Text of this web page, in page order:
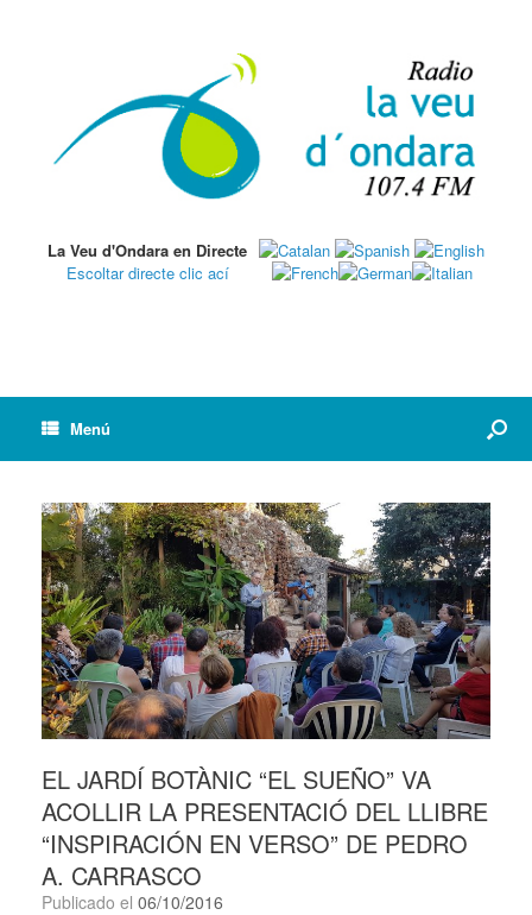
La Veu d'Ondara en Directe
Escoltar directe clic ací
Menú
EL JARDÍ BOTÀNIC “EL SUEÑO” VA
ACOLLIR LA PRESENTACIÓ DEL LLIBRE
“INSPIRACIÓN EN VERSO” DE PEDRO
A. CARRASCO
Publicado el 06/10/2016